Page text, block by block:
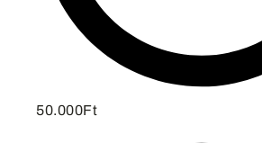
50.000Ft